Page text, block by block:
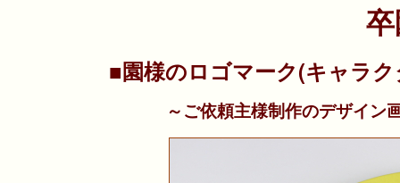
■園様のロゴマーク(キャラ
～ご依頼主様制作のデザイン